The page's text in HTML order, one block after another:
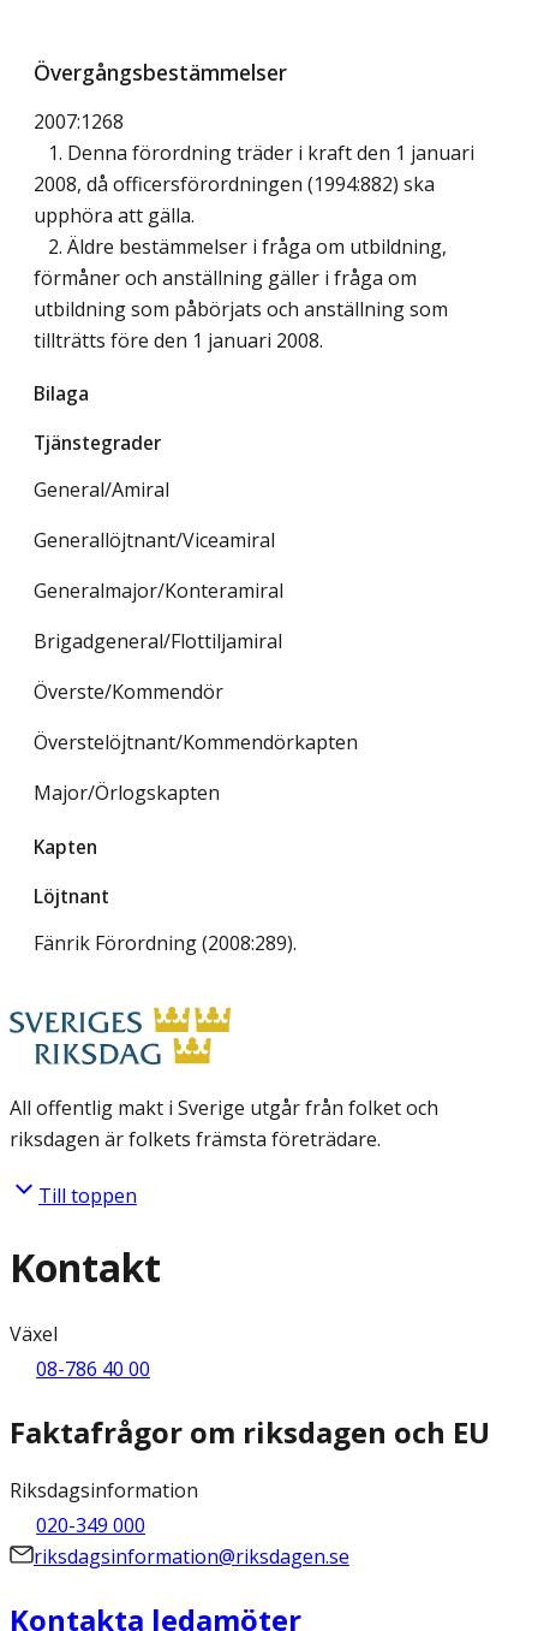
Övergångsbestämmelser
2007:1268
1. Denna förordning träder i kraft den 1 januari
2008, då officersförordningen (1994:882) ska
upphöra att gälla.
2. Äldre bestämmelser i fråga om utbildning,
förmåner och anställning gäller i fråga om
utbildning som påbörjats och anställning som
tillträtts före den 1 januari 2008.
Bilaga
Tjänstegrader
General/Amiral
Generallöjtnant/Viceamiral
Generalmajor/Konteramiral
Brigadgeneral/Flottiljamiral
Överste/Kommendör
Överstelöjtnant/Kommendörkapten
Major/Örlogskapten
Kapten
Löjtnant
Fänrik Förordning (2008:289).
All offentlig makt i Sverige utgår från folket och
riksdagen är folkets främsta företrädare.
Till toppen
Kontakt
Växel
08-786 40 00
Faktafrågor om riksdagen och EU
Riksdagsinformation
020-349 000
riksdagsinformation@riksdagen.se
Kontakta ledamöter